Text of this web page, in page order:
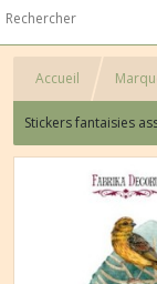
Accueil
Stickers fantaisies